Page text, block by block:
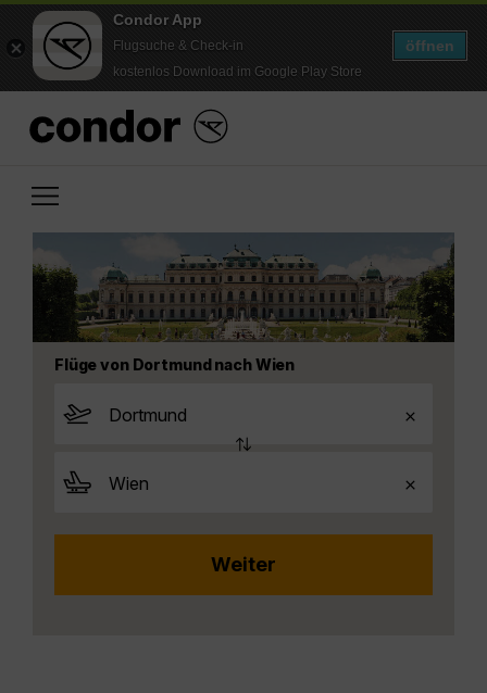
Condor App
Flugsuche & Check-in
kostenlos Download im Google Play Store
öffnen
Flüge von Dortmund nach Wien